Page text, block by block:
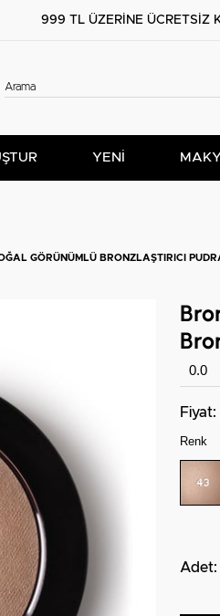
999 TL ÜZERİNE ÜCRETSİZ
YENİ
GÖRÜNÜMLÜ BRONZLAŞTIRICI
0.0
Renk